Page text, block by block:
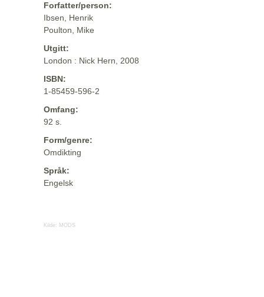
Forfatter/person:
Ibsen, Henrik
Poulton, Mike
Utgitt:
London : Nick Hern, 2008
ISBN:
1-85459-596-2
Omfang:
92 s.
Form/genre:
Omdikting
Språk:
Engelsk
Kilde: MODS